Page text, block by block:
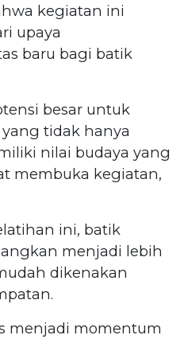
kegiatan ini
upaya
baru bagi batik
besar untuk
tidak hanya
nilai budaya yang
membuka kegiatan,
ini, batik
menjadi lebih
dikenakan
menjadi momentum